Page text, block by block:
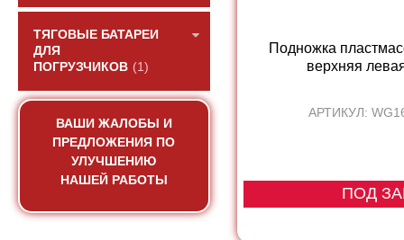
ТЯГОВЫЕ БАТАРЕИ
ДЛЯ
ПОГРУЗЧИКОВ (1)
ВАШИ ЖАЛОБЫ И
ПРЕДЛОЖЕНИЯ ПО
УЛУЧШЕНИЮ
НАШЕЙ РАБОТЫ
Подножка
верхняя
АРТИКУЛ:
ПОД